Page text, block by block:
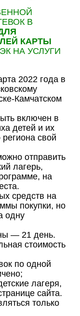
В
КАРТЫ
НА УСЛУГИ
2022 года в
Камчатском
включен в
детей и их
свой
отправить
лагерь,
на
средств на
покупки, но
одну
— 21 день.
стоимость
по одной
лагеря,
сайта.
только